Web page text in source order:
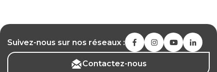
Suivez-nous sur nos réseaux :
Contactez-nous